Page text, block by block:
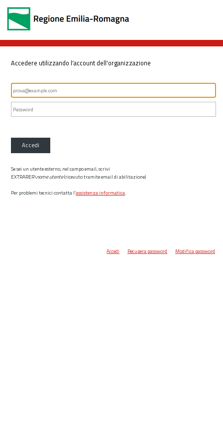
Accedere utilizzando l'account dell'organizzazione
Accedi
Se sei un utente esterno, nel campo email, scrivi
EXTRARER\nome utente(ricevuto tramite email di abilitazione)
Per problemi tecnici contatta l’assistenza informatica.
Accedi Recupera password Modifica password